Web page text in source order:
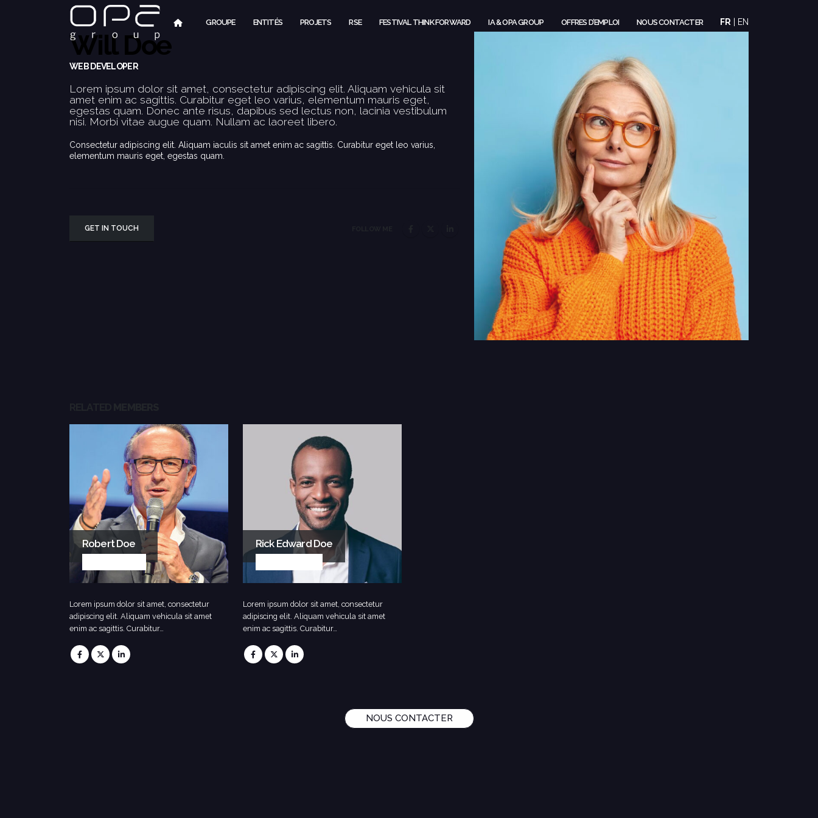
GROUPE ENTITÉS PROJETS RSE FESTIVAL THINK FORWARD IA & OPA GROUP OFFRES D’EMPLOI NOUS CONTACTER FR | EN
Will Doe
WEB DEVELOPER
Lorem ipsum dolor sit amet, consectetur adipiscing elit. Aliquam vehicula sit
amet enim ac sagittis. Curabitur eget leo varius, elementum mauris eget,
egestas quam. Donec ante risus, dapibus sed lectus non, lacinia vestibulum
nisi. Morbi vitae augue quam. Nullam ac laoreet libero.
Consectetur adipiscing elit. Aliquam iaculis sit amet enim ac sagittis. Curabitur eget leo varius,
elementum mauris eget, egestas quam.
GET IN TOUCH
Robert Doe
Lorem ipsum dolor sit amet, consectetur
adipiscing elit. Aliquam vehicula sit amet
enim ac sagittis. Curabitur…
Rick Edward Doe
Lorem ipsum dolor sit amet, consectetur
adipiscing elit. Aliquam vehicula sit amet
enim ac sagittis. Curabitur…
NOUS CONTACTER